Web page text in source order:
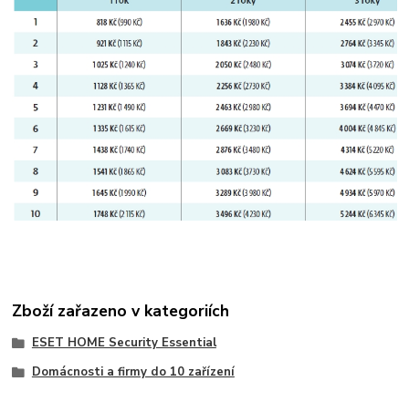
Zboží zařazeno v kategoriích
ESET HOME Security Essential
Domácnosti a firmy do 10 zařízení